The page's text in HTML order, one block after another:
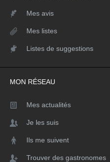
Mes avis
Mes listes
Listes de suggestions
MON RÉSEAU
Mes actualités
Je les suis
Ils me suivent
Trouver des gastronomes